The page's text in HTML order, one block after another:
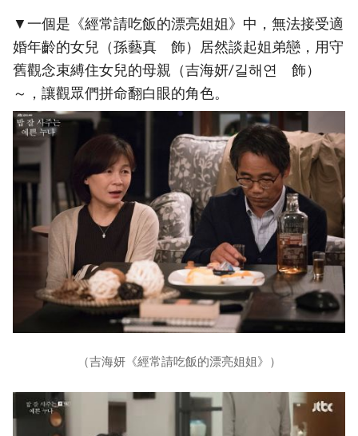
▼一個是《經常請吃飯的漂亮姐姐》中，無法接受適
婚年齡的女兒（孫藝真 飾）居然談起姐弟戀，用守
舊觀念束縛住女兒的母親（吉海妍/길해연 飾）
～，讓觀眾們拼命翻白眼的角色。
（吉海妍《經常請吃飯的漂亮姐姐》）